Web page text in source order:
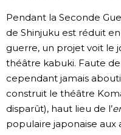
Pendant la Seconde
de Shinjuku est réduit
guerre, un projet voit le
théâtre kabuki. Faute
cependant jamais
construit le théâtre
disparût), haut lieu de l’
populaire japonaise aux